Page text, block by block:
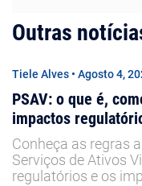
Outras
Tiele Alves • Agosto 4,
PSAV: o que é,
impactos
Conheça as regras
Serviços de Ativos
regulatórios e os